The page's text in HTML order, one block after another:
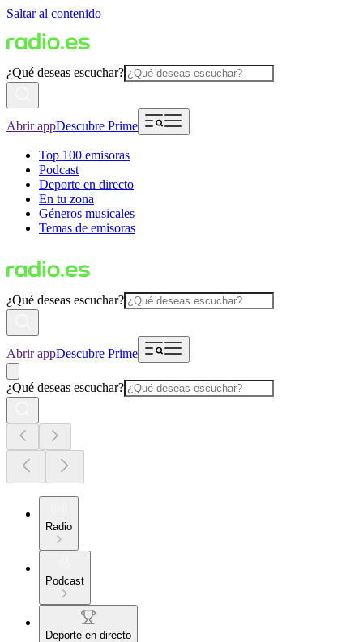
Saltar al contenido
¿Qué deseas escuchar?
Abrir appDescubre Prime
Top 100 emisoras
Podcast
Deporte en directo
En tu zona
Géneros musicales
Temas de emisoras
¿Qué deseas escuchar?
Abrir appDescubre Prime
¿Qué deseas escuchar?
Radio
Podcast
Deporte en directo